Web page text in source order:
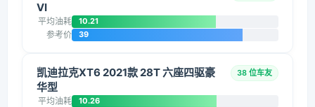
VI
平均油耗 10.21
参考价 39
凯迪拉克XT6 2021款 28T 六座四驱豪
华型
38 位车友
平均油耗 10.26